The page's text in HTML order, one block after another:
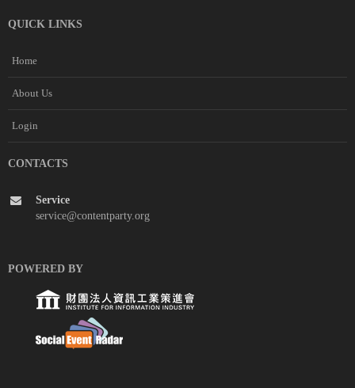
QUICK LINKS
Home
About Us
Login
CONTACTS
Service
service@contentparty.org
POWERED BY